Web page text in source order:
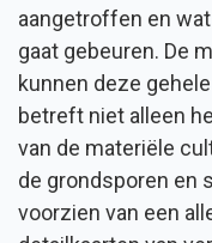
aangetroffen en
gaat gebeuren. De
kunnen deze
betreft niet alleen
van de materiële
de grondsporen en
voorzien van een